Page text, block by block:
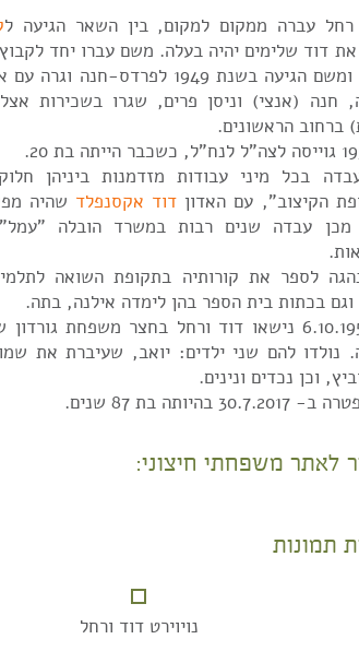
עברה ממקום למקום, בין השאר הגיעה ל
דוד שלימים יהיה בעלה. משם עברו יחד לקבוץ
נצרת, ומשם הגיעה בשנת 1949 לפרדס-
חנה (אנצי) וניסן פרים, שגרו בשכירות
ברחוב הראשונים.
בכל מיני עבודות מזדמנות ביניהן
הקיצוב", עם האדון דוד אקסנפלד שהיה
מכן עבדה שנים רבות במשרד הובלה
לספר את קורותיה בתקופת השואה
וגם בכתות בית הספר בהן לימדה אילנה, בתה.
ב- 6.10.1953 נישאו דוד ורחל בחצר משפחת
נולדו להם שני ילדים: יואב, שעיברת את שמו
וכן נכדים ונינים.
בהיותה בת 87 שנים.
לאתר משפחתי חיצוני:
תמונות
נויוירט דוד ורחל